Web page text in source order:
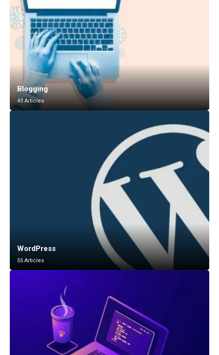
Blogging
43 Articles
WordPress
55 Articles